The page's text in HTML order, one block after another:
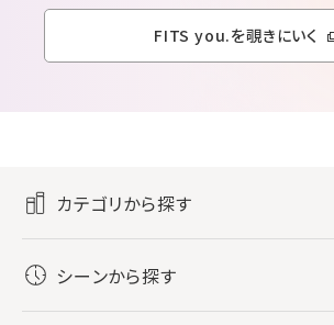
FITS you.を覗きにいく
カテゴリから探す
バス・ボディケア
シーンから探す